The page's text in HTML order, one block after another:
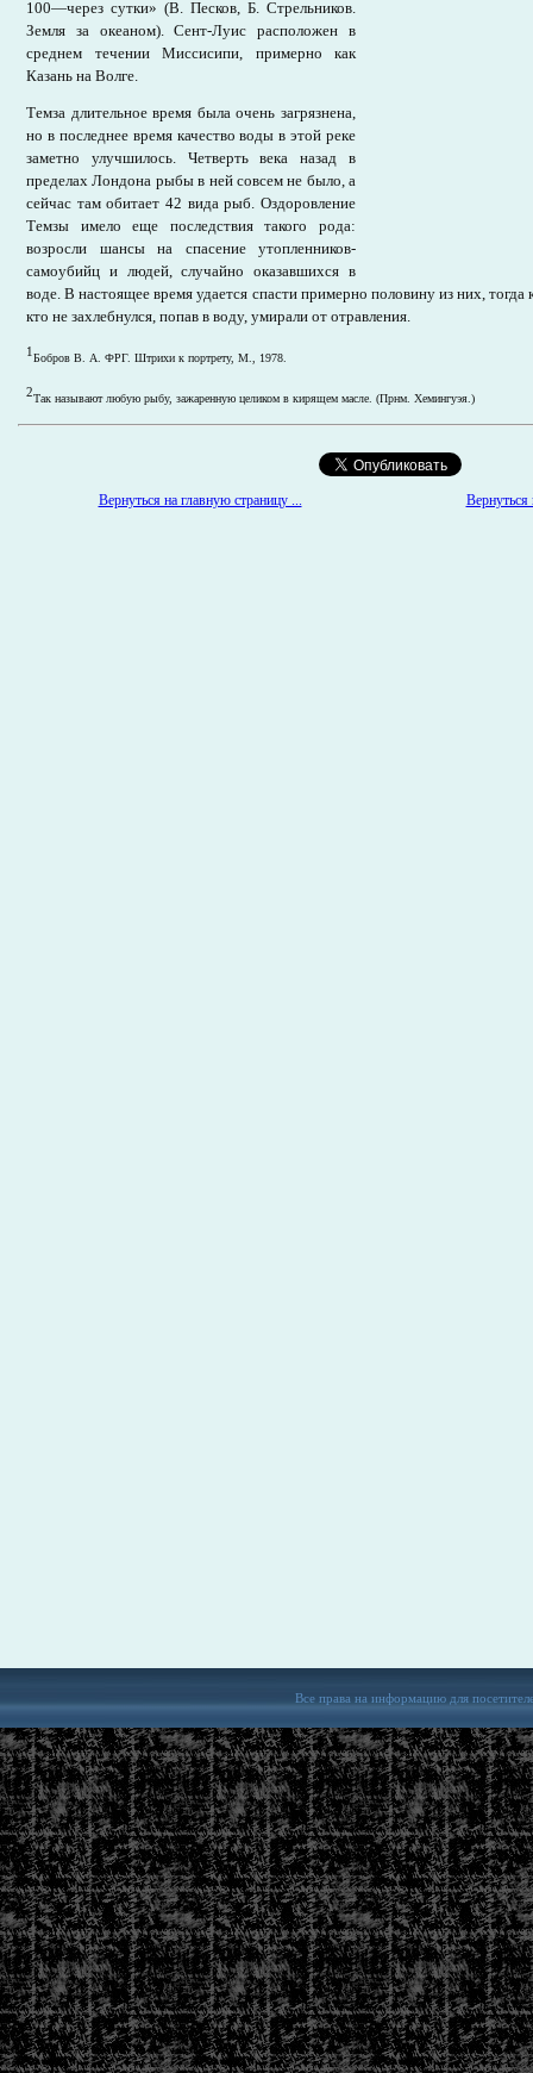
100—через сутки» (В. Песков, Б. Стрельников.
Земля за океаном). Сент-Луис расположен в
среднем течении Миссисипи, примерно как
Казань на Волге.
Темза длительное время была очень загрязнена,
но в последнее время качество воды в этой реке
заметно улучшилось. Четверть века назад в
пределах Лондона рыбы в ней совсем не было, а
сейчас там обитает 42 вида рыб. Оздоровление
Темзы имело еще последствия такого рода:
возросли шансы на спасение утопленников-
самоубийц и людей, случайно оказавшихся в
воде. В настоящее время удается спасти примерно половину из них, тогда
кто не захлебнулся, попав в воду, умирали от отравления.
1 Бобров В. А. ФРГ. Штрихи к портрету, М., 1978.
2Так называют любую рыбу, зажаренную целиком в кирящем масле. (Прнм. Хемингуэя.)
Вернуться
Все права на информацию для